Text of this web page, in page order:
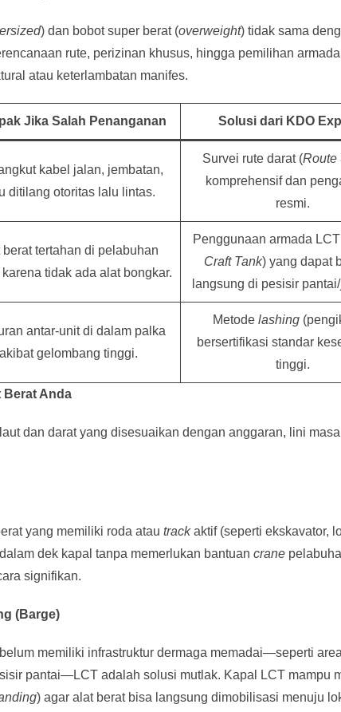
) dan bobot super berat (overweight) tidak sama
rute, perizinan khusus, hingga pemilihan
atau keterlambatan manifes.
Jika Salah Penanganan Solusi dari KDO
kabel jalan, jembatan,
ditilang otoritas lalu lintas.
Survei rute darat (Route
komprehensif dan
resmi.
berat tertahan di pelabuhan
tidak ada alat bongkar.
Penggunaan armada
Craft Tank) yang dapat
langsung di pesisir
antar-unit di dalam palka
akibat gelombang tinggi.
Metode lashing
bersertifikasi standar
tinggi.
Berat Anda
dan darat yang disesuaikan dengan anggaran, lini
yang memiliki roda atau trackaktif (seperti ekskavator,
dek kapal tanpa memerlukan bantuan crane
signifikan.
(Barge)
memiliki infrastruktur dermaga memadai—seperti area
pantai—LCT adalah solusi mutlak. Kapal LCT mampu
) agar alat berat bisa langsung dimobilisasi menuju